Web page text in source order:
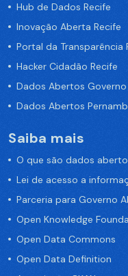
Hub de Dados Recife
Inovação Aberta Recife
Portal da Transparência
Hacker Cidadão Recife
Dados Abertos Governo
Dados Abertos
Saiba mais
O que são dados
Lei de acesso a
Parceria para Governo
Open Knowledge
Open Data Commons
Open Data Definition